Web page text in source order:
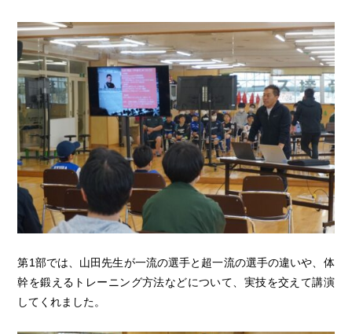
第1部では、山田先生が一流の選手と超一流の選手の違いや、体
幹を鍛えるトレーニング方法などについて、実技を交えて講演
してくれました。